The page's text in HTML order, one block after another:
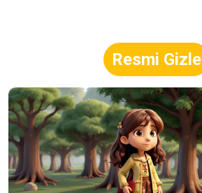
Resmi Gizle